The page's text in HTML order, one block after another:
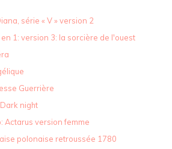
série « V » version 2
1: version 3: la sorcière de l'ouest
Guerrière
night
Actarus version femme
polonaise retroussée 1780